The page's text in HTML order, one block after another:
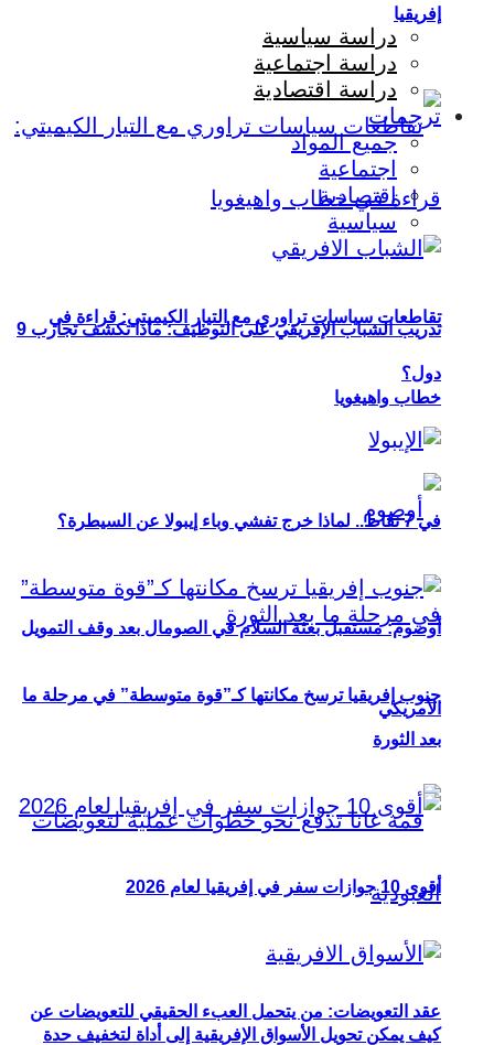
إفريقيا
تقاطعات سياسات تراوري مع التيار الكيميتي: قراءة في
خطاب واهيغويا
أوصوم: مستقبل بعثة السلام في الصومال بعد وقف التمويل
الأمريكي
عقد التعويضات: من يتحمل العبء الحقيقي للتعويضات عن
دراسة سياسية
دراسة اجتماعية
دراسة اقتصادية
ترجمات
جميع المواد
اجتماعية
اقتصادية
سياسية
تدريب الشباب الإفريقي على التوظيف: ماذا تكشف تجارب 9
دول؟
في 7 نقاط.. لماذا خرج تفشي وباء إيبولا عن السيطرة؟
جنوب إفريقيا ترسخ مكانتها كـ”قوة متوسطة” في مرحلة ما
بعد الثورة
أقوى 10 جوازات سفر في إفريقيا لعام 2026
كيف يمكن تحويل الأسواق الإفريقية إلى أداة لتخفيف حدة